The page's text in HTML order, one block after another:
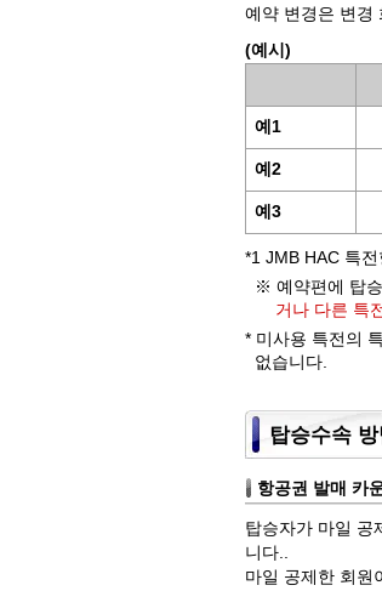
예약 변경은 변경
(예시)
예1
예2
예3
*1 JMB HAC 특
※ 예약편에 탑
거나 다른 특
* 미사용 특전의
없습니다.
탑승수속 방
항공권 발매 카
탑승자가 마일 공
니다..
마일 공제한 회원